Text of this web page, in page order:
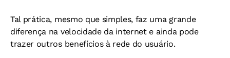
Tal prática, mesmo que simples, faz uma grande
diferença na velocidade da internet e ainda pode
trazer outros benefícios à rede do usuário.